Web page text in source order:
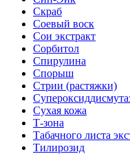
Скраб
Соевый воск
Сои экстракт
Сорбитол
Спирулина
Спорыш
Стрии (растяжки)
Сухая кожа
Т-зона
Табачного листа
Тилирозид